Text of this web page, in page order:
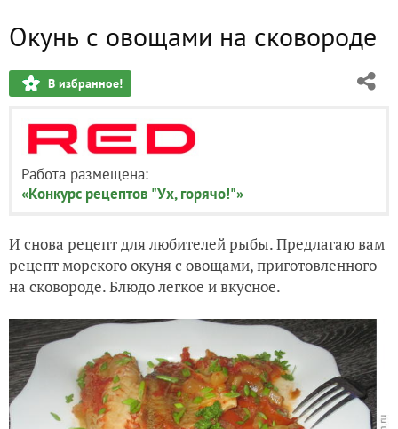
Окунь с овощами на сковороде
В избранное!
Работа размещена:
«Конкурс рецептов "Ух, горячо!"»
И снова рецепт для любителей рыбы. Предлагаю вам
рецепт морского окуня с овощами, приготовленного
на сковороде. Блюдо легкое и вкусное.